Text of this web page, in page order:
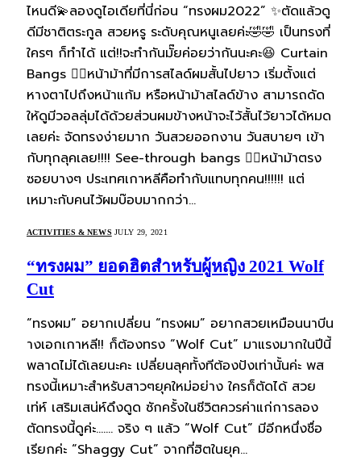
ไหนดี💫ลองดูไอเดียที่นี่ก่อน “ทรงผม2022” ✨ตัดแล้วดู
ดีมีชาติตระกูล สวยหรู ระดับคุณหนูเลยค่ะ🤣🤣 เป็นทรงที่
ใครๆ ก็ทำได้ แต่!!จะทำกันมั๊ยค่อยว่ากันนะคะ😆 Curtain
Bangs 👉🏻หน้าม้าที่มีการสไลด์ผมสั้นไปยาว เริ่มตั้งแต่
หางตาไปถึงหน้าแก้ม หรือหน้าม้าสไลด์ข้าง สามารถดัด
ให้ดูมีวอลลุ่มได้ด้วยส่วนผมข้างหน้าจะไว้สั้นไว้ยาวได้หมด
เลยค่ะ จัดทรงง่ายมาก วันสวยออกงาน วันสบายๆ เข้า
กับทุกลุคเลย!!!! See-through bangs 👉🏻หน้าม้าตรง
ซอยบางๆ ประเทศเกาหลีคือทำกับแทบทุกคน!!!!!! แต่
เหมาะกับคนไว้ผมบ๊อบมากกว่า…
ACTIVITIES & NEWS JULY 29, 2021
“ทรงผม” ยอดฮิตสำหรับผู้หญิง 2021 Wolf
Cut
“ทรงผม” อยากเปลี่ยน “ทรงผม” อยากสวยเหมือนนาบีน
างเอกเกาหลี!! ก็ต้องทรง “Wolf Cut” มาแรงมากในปีนี้
พลาดไม่ได้เลยนะคะ เปลี่ยนลุคทั้งทีต้องปังเท่านั้นค่ะ พส
ทรงนี้เหมาะสำหรับสาวๆยุคใหม่อย่าง ใครก็ตัดได้ สวย
เท่ห์ เสริมเสน่ห์ดึงดูด ซักครั้งในชีวิตควรค่าแก่การลอง
ตัดทรงนี้ดูค่ะ……. จริง ๆ แล้ว “Wolf Cut” มีอีกหนึ่งชื่อ
เรียกค่ะ “Shaggy Cut” จากที่ฮิตในยุค…